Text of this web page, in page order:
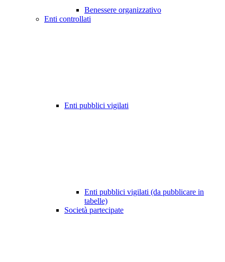
Benessere organizzativo
Enti controllati
Enti pubblici vigilati
Enti pubblici vigilati (da pubblicare in
tabelle)
Società partecipate